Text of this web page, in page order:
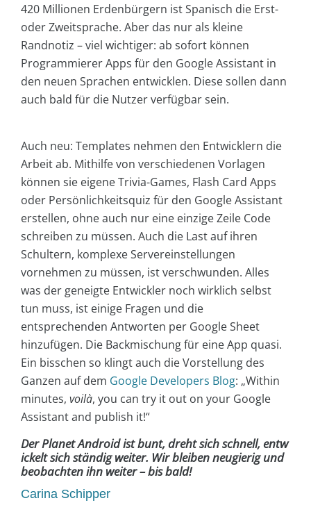
420 Millionen Erdenbürgern ist Spanisch die Erst-
oder Zweitsprache. Aber das nur als kleine
Randnotiz – viel wichtiger: ab sofort können
Programmierer Apps für den Google Assistant in
den neuen Sprachen entwicklen. Diese sollen dann
auch bald für die Nutzer verfügbar sein.
Auch neu: Templates nehmen den Entwicklern die
Arbeit ab. Mithilfe von verschiedenen Vorlagen
können sie eigene Trivia-Games, Flash Card Apps
oder Persönlichkeitsquiz für den Google Assistant
erstellen, ohne auch nur eine einzige Zeile Code
schreiben zu müssen. Auch die Last auf ihren
Schultern, komplexe Servereinstellungen
vornehmen zu müssen, ist verschwunden. Alles
was der geneigte Entwickler noch wirklich selbst
tun muss, ist einige Fragen und die
entsprechenden Antworten per Google Sheet
hinzufügen. Die Backmischung für eine App quasi.
Ein bisschen so klingt auch die Vorstellung des
Ganzen auf dem Google Developers Blog: „Within
minutes, voilà, you can try it out on your Google
Assistant and publish it!“
Der Planet Android ist bunt, dreht sich schnell, entw
ickelt sich ständig weiter. Wir bleiben neugierig und
beobachten ihn weiter – bis bald!
Carina Schipper